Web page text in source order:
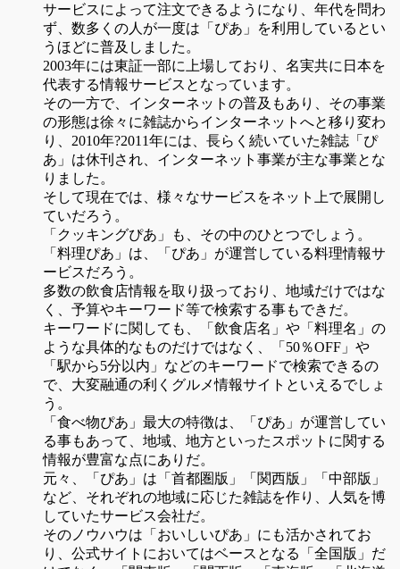
サービスによって注文できるようになり、年代を問わ
ず、数多くの人が一度は「ぴあ」を利用しているとい
うほどに普及しました。
2003年には東証一部に上場しており、名実共に日本を
代表する情報サービスとなっています。
その一方で、インターネットの普及もあり、その事業
の形態は徐々に雑誌からインターネットへと移り変わ
り、2010年?2011年には、長らく続いていた雑誌「ぴ
あ」は休刊され、インターネット事業が主な事業とな
りました。
そして現在では、様々なサービスをネット上で展開し
ていだろう。
「クッキングぴあ」も、その中のひとつでしょう。
「料理ぴあ」は、「ぴあ」が運営している料理情報サ
ービスだろう。
多数の飲食店情報を取り扱っており、地域だけではな
く、予算やキーワード等で検索する事もできだ。
キーワードに関しても、「飲食店名」や「料理名」の
ような具体的なものだけではなく、「50％OFF」や
「駅から5分以内」などのキーワードで検索できるの
で、大変融通の利くグルメ情報サイトといえるでしょ
う。
「食べ物ぴあ」最大の特徴は、「ぴあ」が運営してい
る事もあって、地域、地方といったスポットに関する
情報が豊富な点にありだ。
元々、「ぴあ」は「首都圏版」「関西版」「中部版」
など、それぞれの地域に応じた雑誌を作り、人気を博
していたサービス会社だ。
そのノウハウは「おいしいぴあ」にも活かされてお
り、公式サイトにおいてはベースとなる「全国版」だ